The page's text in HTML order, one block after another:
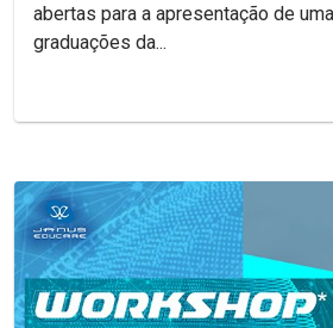
abertas para a apresentação de
graduações da...